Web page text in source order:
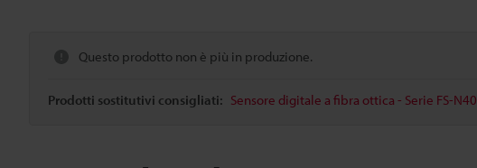
Questo prodotto non è più in produzione.
Prodotti sostitutivi consigliati: Sensore digitale a fibra ottica - Serie FS-N40